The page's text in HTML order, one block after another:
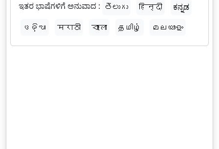
ಇತರ ಭಾಷೆಗಳಿಗೆ ಅನುವಾದ : తెలుగు हिन्दी
ಕನ್ನಡ
ଓଡ଼ିଆ
मराठी বাংলা தமிழ் മലയാളം